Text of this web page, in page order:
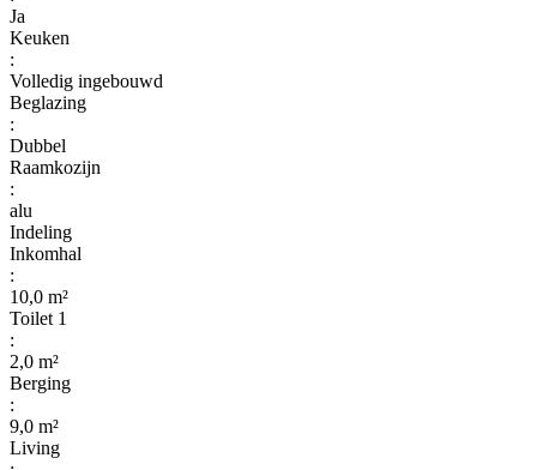
Ja
Keuken
:
Volledig ingebouwd
Beglazing
:
Dubbel
Raamkozijn
:
alu
Indeling
Inkomhal
:
10,0 m²
Toilet 1
:
2,0 m²
Berging
:
9,0 m²
Living